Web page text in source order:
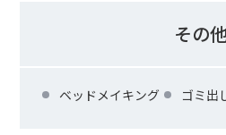
その
ベッドメイキング ゴミ出